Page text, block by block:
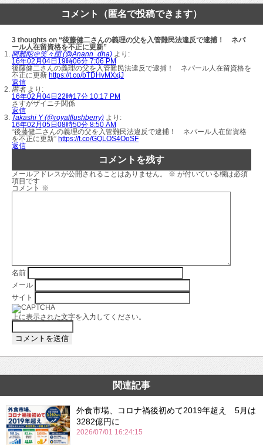
コメント（匿名で投稿できます）
3 thoughts on “後藤健二さんの義理の父を入管難民法違反で逮捕！ ネパ
ール人在留資格を不正に更新”
阿難陀＠笑々団 (@Anann_dha) より:
16年02月04日19時06分 7:06 PM
後藤健二さんの義理の父を入管難民法違反で逮捕！ ネパール人在留資格を
不正に更新 https://t.co/bTDHvMXxjJ
返信
匿名 より:
16年02月04日22時17分 10:17 PM
さすがザイニチ関係
返信
Takashi Y (@royalflushberry) より:
16年02月05日08時50分 8:50 AM
“後藤健二さんの義理の父を入管難民法違反で逮捕！ ネパール人在留資格
を不正に更新” https://t.co/GQLOS4OoSF
返信
コメントを残す
メールアドレスが公開されることはありません。 ※ が付いている欄は必須
項目です
コメント ※
名前
メール
サイト
上に表示された文字を入力してください。
関連記事
外食市場、コロナ禍後初めて2019年超え 5月は
3282億円に
2026/07/01 16:24:15